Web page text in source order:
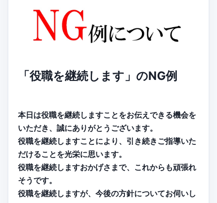
「役職を継続します」のNG例
本日は役職を継続しますことをお伝えできる機会を
いただき、誠にありがとうございます。
役職を継続しますことにより、引き続きご指導いた
だけることを光栄に思います。
役職を継続しますおかげさまで、これからも頑張れ
そうです。
役職を継続しますが、今後の方針についてお伺いし